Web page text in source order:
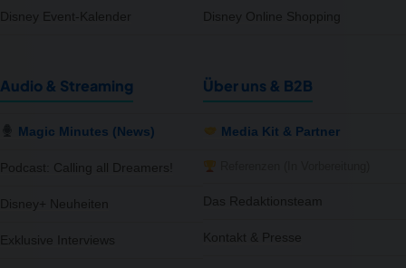
Disney Event-Kalender Disney Online Shopping
Audio & Streaming
Magic Minutes (News)
Podcast: Calling all Dreamers!
Disney+ Neuheiten
Exklusive Interviews
Über uns & B2B
Media Kit & Partner
Das Redaktionsteam
Kontakt & Presse